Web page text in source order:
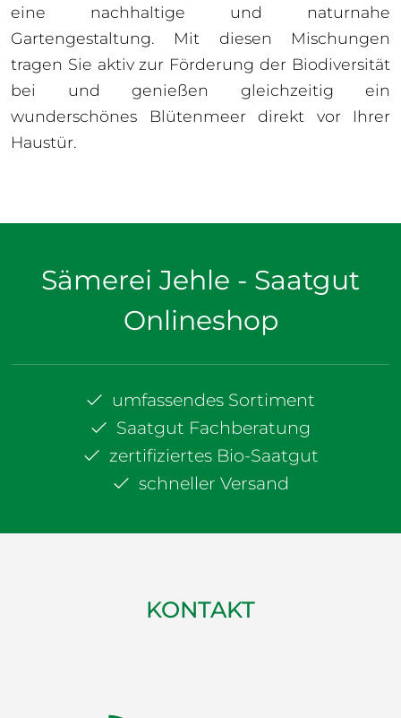
eine nachhaltige und naturnahe
Gartengestaltung. Mit diesen Mischungen
tragen Sie aktiv zur Förderung der Biodiversität
bei und genießen gleichzeitig ein
wunderschönes Blütenmeer direkt vor Ihrer
Haustür.
Sämerei Jehle - Saatgut
Onlineshop
umfassendes Sortiment
Saatgut Fachberatung
zertifiziertes Bio-Saatgut
schneller Versand
KONTAKT